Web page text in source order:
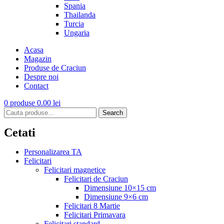
Spania
Thailanda
Turcia
Ungaria
Acasa
Magazin
Produse de Craciun
Despre noi
Contact
0 produse 0.00 lei
Search
Cetati
Personalizarea TA
Felicitari
Felicitari magnetice
Felicitari de Craciun
Dimensiune 10×15 cm
Dimensiune 9×6 cm
Felicitari 8 Martie
Felicitari Primavara